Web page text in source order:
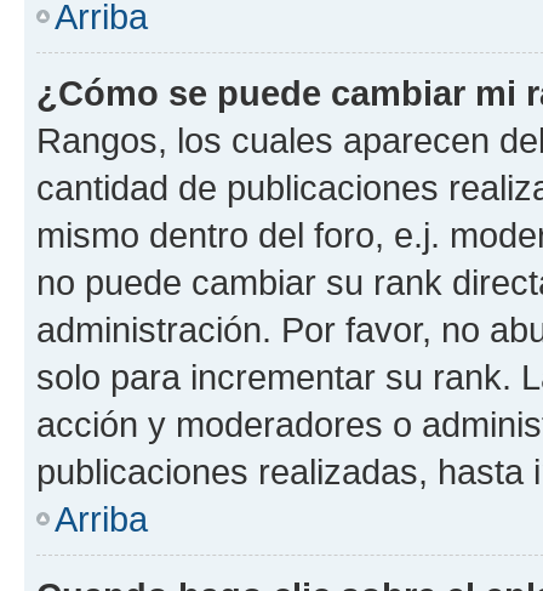
Arriba
¿Cómo se puede cambiar mi
Rangos, los cuales aparecen
cantidad de publicaciones
mismo dentro del foro, e.j.
no puede cambiar su rank
administración. Por favor, no
solo para incrementar su rank.
acción y moderadores o
publicaciones realizadas, hasta
Arriba